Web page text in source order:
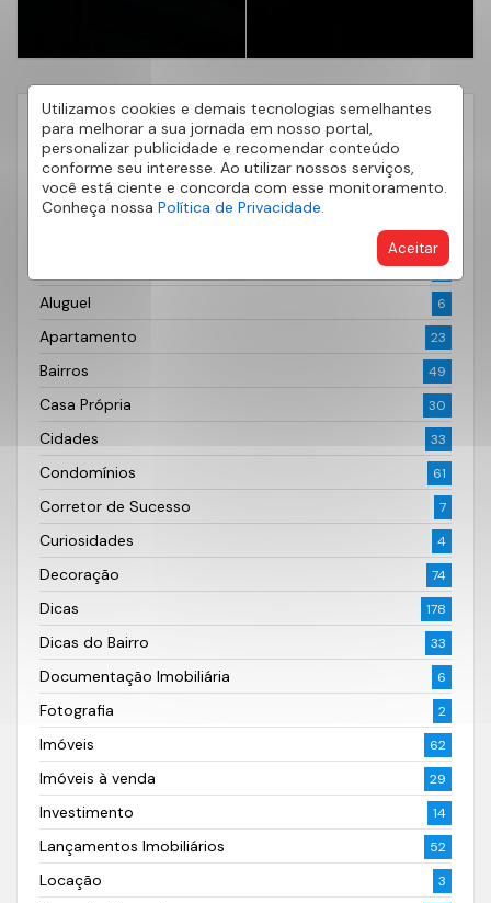
Utilizamos cookies e demais tecnologias semelhantes
para melhorar a sua jornada em nosso portal,
personalizar publicidade e recomendar conteúdo
conforme seu interesse. Ao utilizar nossos serviços,
você está ciente e concorda com esse monitoramento.
Conheça nossa Política de Privacidade.
Aceitar
CATEGORIAS
#Esporte
#Olimpíadas
252
4
Aluguel 6
Apartamento 23
Bairros 49
Casa Própria 30
Cidades 33
Condomínios 61
Corretor de Sucesso 7
Curiosidades 4
Decoração 74
Dicas 178
Dicas do Bairro 33
Documentação Imobiliária 6
Fotografia 2
Imóveis 62
Imóveis à venda 29
Investimento 14
Lançamentos Imobiliários 52
Locação 3